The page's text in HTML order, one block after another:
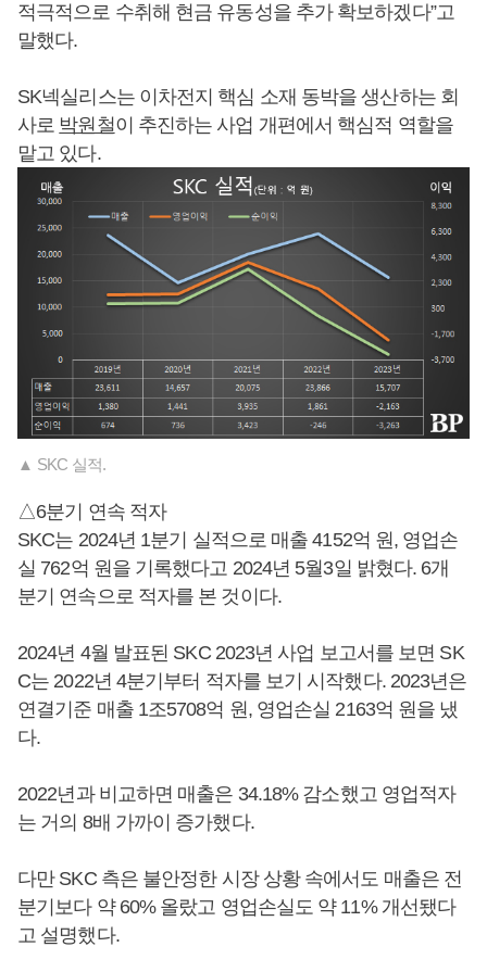
적극적으로 수취해 현금 유동성을 추가 확보하겠다”고
말했다.
SK넥실리스는 이차전지 핵심 소재 동박을 생산하는 회
사로 박원철이 추진하는 사업 개편에서 핵심적 역할을
맡고 있다.
▲ SKC 실적.
△6분기 연속 적자
SKC는 2024년 1분기 실적으로 매출 4152억 원, 영업손
실 762억 원을 기록했다고 2024년 5월3일 밝혔다. 6개
분기 연속으로 적자를 본 것이다.
2024년 4월 발표된 SKC 2023년 사업 보고서를 보면 SK
C는 2022년 4분기부터 적자를 보기 시작했다. 2023년은
연결기준 매출 1조5708억 원, 영업손실 2163억 원을 냈
다.
2022년과 비교하면 매출은 34.18% 감소했고 영업적자
는 거의 8배 가까이 증가했다.
다만 SKC 측은 불안정한 시장 상황 속에서도 매출은 전
분기보다 약 60% 올랐고 영업손실도 약 11% 개선됐다
고 설명했다.